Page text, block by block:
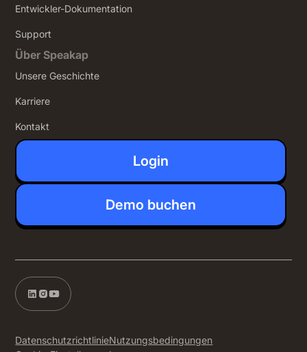
Entwickler-Dokumentation
Support
Über Speakap
Unsere Geschichte
Karriere
Kontakt
Login
Demo buchen
DatenschutzrichtlinieNutzungsbedingungen